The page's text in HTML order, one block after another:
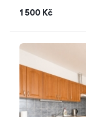
cena
1 500 Kč